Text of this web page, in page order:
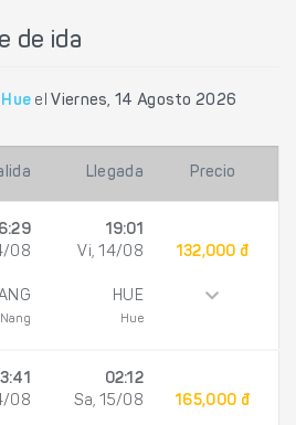
de ida
Hue elViernes, 14 Agosto 2026
Llegada Precio
08
19:01
Vi, 14/08
HUE
Hue
132,000 đ
08
02:12
Sa, 15/08
165,000 đ